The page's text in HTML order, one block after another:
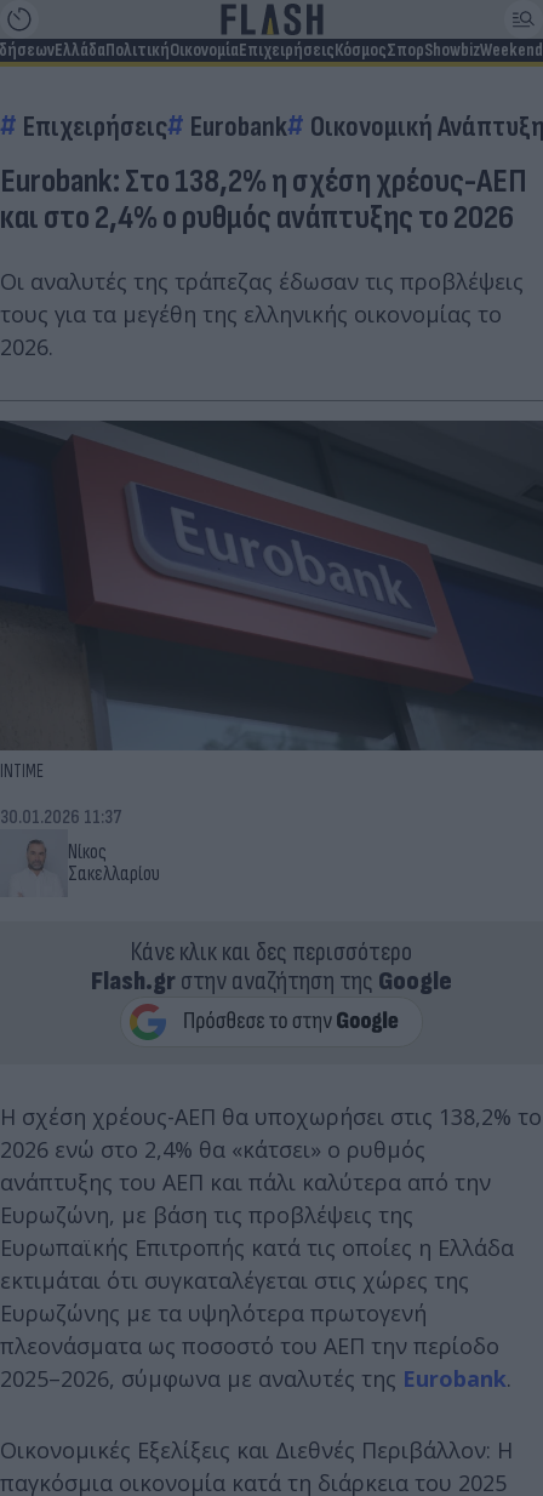
ΕλλάδαΠολιτικήΟικονομίαΕπιχειρήσειςΚόσμοςΣπορShowbizWeekend
Επιχειρήσεις Eurobank Οικονομική
Εurobank: Στο 138,2% η σχέση χρέους-ΑΕΠ
και στο 2,4% ο ρυθμός ανάπτυξης το 2026
Οι αναλυτές της τράπεζας έδωσαν τις προβλέψεις
τους για τα μεγέθη της ελληνικής οικονομίας το
2026.
INTIME
Νίκος
Σακελλαρίου
30.01.2026 11:37
Κάνε κλικ και δες περισσότερο
Flash.grστην αναζήτηση της Google
Η σχέση χρέους-ΑΕΠ θα υποχωρήσει στις 138,2% το
2026 ενώ στο 2,4% θα «κάτσει» ο ρυθμός
ανάπτυξης του ΑΕΠ και πάλι καλύτερα από την
Ευρωζώνη, με βάση τις προβλέψεις της
Ευρωπαϊκής Επιτροπής κατά τις οποίες η Ελλάδα
εκτιμάται ότι συγκαταλέγεται στις χώρες της
Ευρωζώνης με τα υψηλότερα πρωτογενή
πλεονάσματα ως ποσοστό του ΑΕΠ την περίοδο
2025–2026, σύμφωνα με αναλυτές της Eurobank.
Οικονομικές Εξελίξεις και Διεθνές Περιβάλλον: Η
παγκόσμια οικονομία κατά τη διάρκεια του 2025